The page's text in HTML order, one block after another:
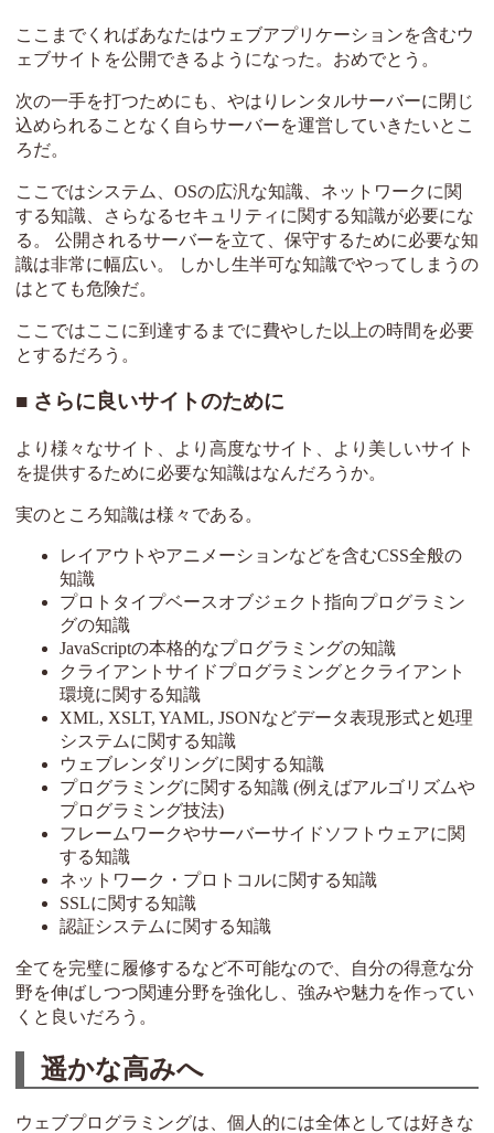
ここまでくればあなたはウェブアプリケーションを含むウ
ェブサイトを公開できるようになった。おめでとう。
次の一手を打つためにも、やはりレンタルサーバーに閉じ
込められることなく自らサーバーを運営していきたいとこ
ろだ。
ここではシステム、OSの広汎な知識、ネットワークに関
する知識、さらなるセキュリティに関する知識が必要にな
る。 公開されるサーバーを立て、保守するために必要な知
識は非常に幅広い。 しかし生半可な知識でやってしまうの
はとても危険だ。
ここではここに到達するまでに費やした以上の時間を必要
とするだろう。
さらに良いサイトのために
より様々なサイト、より高度なサイト、より美しいサイト
を提供するために必要な知識はなんだろうか。
実のところ知識は様々である。
レイアウトやアニメーションなどを含むCSS全般の
知識
プロトタイプベースオブジェクト指向プログラミン
グの知識
JavaScriptの本格的なプログラミングの知識
クライアントサイドプログラミングとクライアント
環境に関する知識
XML, XSLT, YAML, JSONなどデータ表現形式と処理
システムに関する知識
ウェブレンダリングに関する知識
プログラミングに関する知識 (例えばアルゴリズムや
プログラミング技法)
フレームワークやサーバーサイドソフトウェアに関
する知識
ネットワーク・プロトコルに関する知識
SSLに関する知識
認証システムに関する知識
全てを完璧に履修するなど不可能なので、自分の得意な分
野を伸ばしつつ関連分野を強化し、強みや魅力を作ってい
くと良いだろう。
遥かな高みへ
ウェブプログラミングは、個人的には全体としては好きな